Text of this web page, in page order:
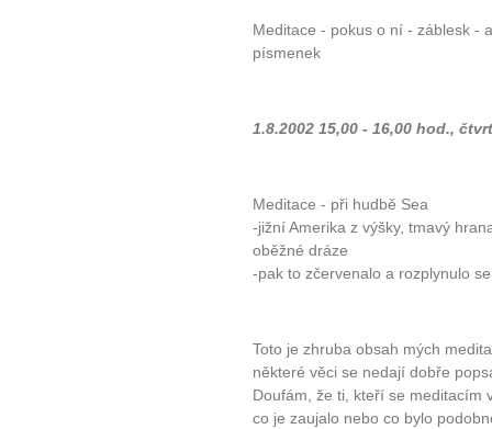
Meditace - pokus o ní - záblesk -
písmenek
1.8.2002 15,00 - 16,00 hod.,
Meditace - při hudbě Sea
-jižní Amerika z výšky, tmavý
oběžné dráze
-pak to zčervenalo a rozplynulo
Toto je zhruba obsah mých
některé věci se nedají dobře
Doufám, že ti, kteří se meditacím
co je zaujalo nebo co bylo